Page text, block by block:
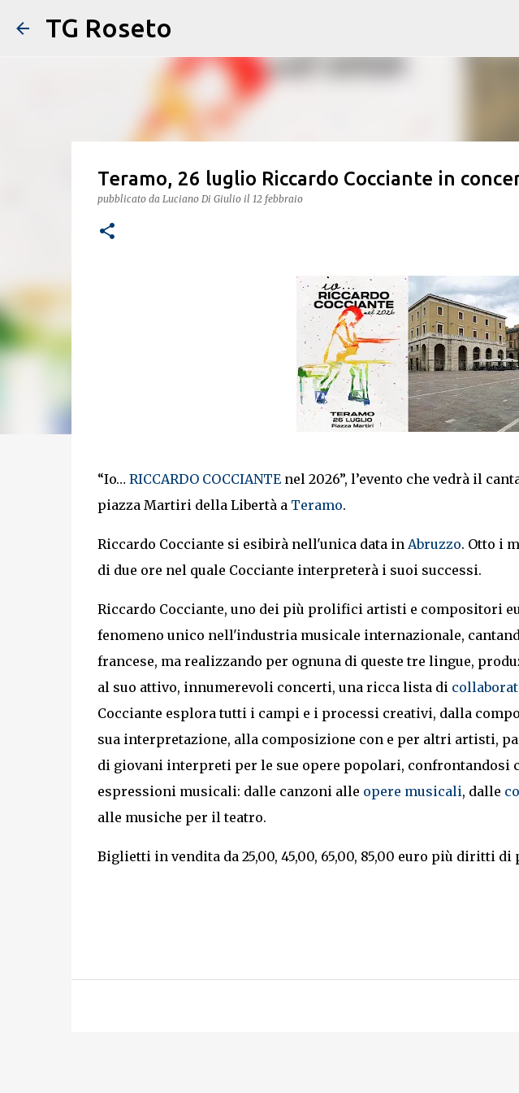
TG Roseto
Teramo, 26 luglio Riccardo Cocciante in
pubblicato da Luciano Di Giulio il 12 febbraio
“Io… RICCARDO COCCIANTEnel 2026”, l’evento che vedrà il
piazza Martiri della Libertà a Teramo.
Riccardo Cocciante si esibirà nell'unica data in Abruzzo. Otto i
di due ore nel quale Cocciante interpreterà i suoi successi.
Riccardo Cocciante, uno dei più prolifici artisti e compositori
fenomeno unico nell'industria musicale internazionale,
francese, ma realizzando per ognuna di queste tre lingue,
al suo attivo, innumerevoli concerti, una ricca lista di
Cocciante esplora tutti i campi e i processi creativi, dalla
sua interpretazione, alla composizione con e per altri artisti,
di giovani interpreti per le sue opere popolari, confrontandosi
espressioni musicali: dalle canzoni alle opere musicali, dalle
alle musiche per il teatro.
Biglietti in vendita da 25,00, 45,00, 65,00, 85,00 euro più diritti di